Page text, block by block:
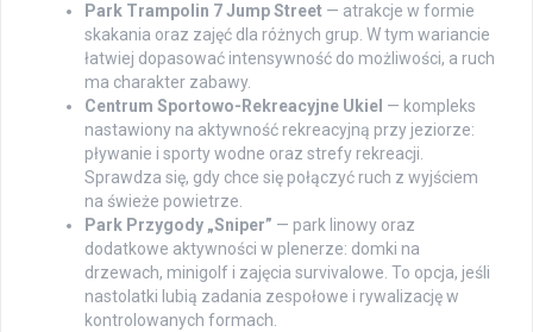
Park Trampolin 7 Jump Street — atrakcje w formie
skakania oraz zajęć dla różnych grup. W tym wariancie
łatwiej dopasować intensywność do możliwości, a ruch
ma charakter zabawy.
Centrum Sportowo-Rekreacyjne Ukiel — kompleks
nastawiony na aktywność rekreacyjną przy jeziorze:
pływanie i sporty wodne oraz strefy rekreacji.
Sprawdza się, gdy chce się połączyć ruch z wyjściem
na świeże powietrze.
Park Przygody „Sniper” — park linowy oraz
dodatkowe aktywności w plenerze: domki na
drzewach, minigolf i zajęcia survivalowe. To opcja, jeśli
nastolatki lubią zadania zespołowe i rywalizację w
kontrolowanych formach.